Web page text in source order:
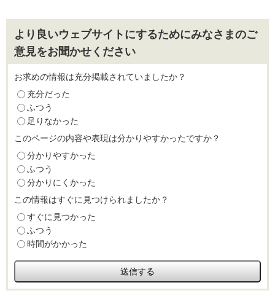
より良いウェブサイトにするためにみなさまのご
意見をお聞かせください
お求めの情報は充分掲載されていましたか？
充分だった
ふつう
足りなかった
このページの内容や表現は分かりやすかったですか？
分かりやすかった
ふつう
分かりにくかった
この情報はすぐに見つけられましたか？
すぐに見つかった
ふつう
時間がかかった